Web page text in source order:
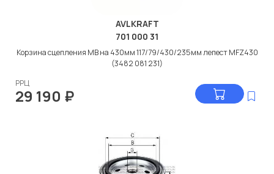
AVLKRAFT
701 000 31
Корзина сцепления МВ на 430мм 117/79/430/235мм лепест MFZ430
(3482 081 231)
РРЦ
29 190 ₽